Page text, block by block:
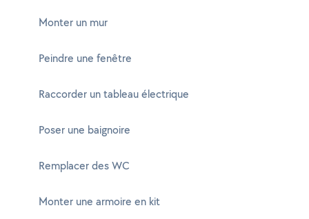
Monter un mur
Peindre une fenêtre
Raccorder un tableau électrique
Poser une baignoire
Remplacer des WC
Monter une armoire en kit